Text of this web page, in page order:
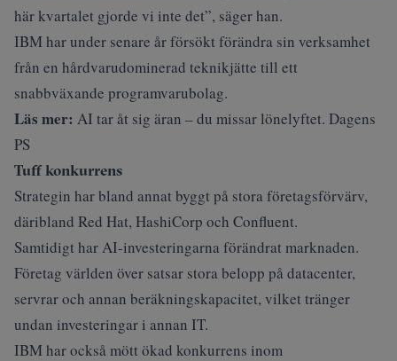
här kvartalet gjorde vi inte det”, säger han.
IBM har under senare år försökt förändra sin verksamhet
från en hårdvarudominerad teknikjätte till ett
snabbväxande programvarubolag.
Läs mer: AI tar åt sig äran – du missar lönelyftet. Dagens
PS
Tuff konkurrens
Strategin har bland annat byggt på stora företagsförvärv,
däribland Red Hat, HashiCorp och Confluent.
Samtidigt har AI-investeringarna förändrat marknaden.
Företag världen över satsar stora belopp på datacenter,
servrar och annan beräkningskapacitet, vilket tränger
undan investeringar i annan IT.
IBM har också mött ökad konkurrens inom